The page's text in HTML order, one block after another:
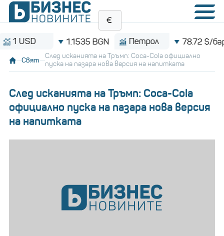
1.1535 BGN Петрол 78.72 $/барел
Свят
След исканията на Тръмп: Coca-Cola официално
пуска на пазара нова версия на напитката
След исканията на Тръмп: Coca-Cola
официално пуска на пазара нова версия
на напитката